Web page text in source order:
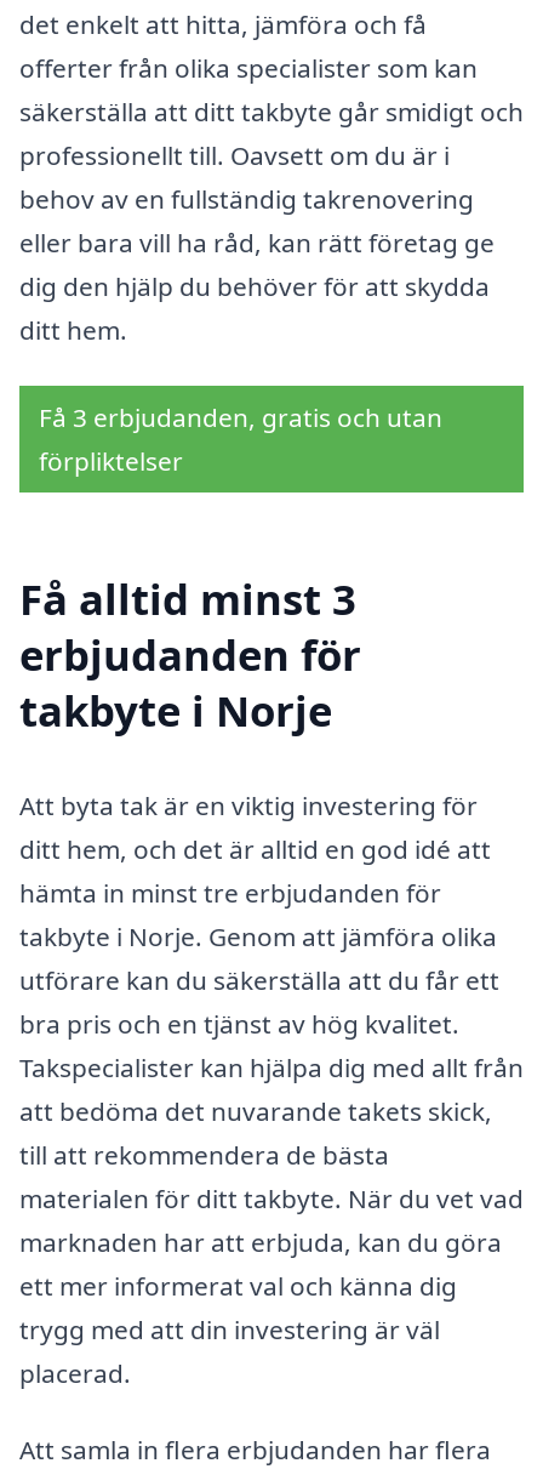
det enkelt att hitta, jämföra och få
offerter från olika specialister som kan
säkerställa att ditt takbyte går smidigt och
professionellt till. Oavsett om du är i
behov av en fullständig takrenovering
eller bara vill ha råd, kan rätt företag ge
dig den hjälp du behöver för att skydda
ditt hem.
Få 3 erbjudanden, gratis och utan
förpliktelser
Få alltid minst 3
erbjudanden för
takbyte i Norje
Att byta tak är en viktig investering för
ditt hem, och det är alltid en god idé att
hämta in minst tre erbjudanden för
takbyte i Norje. Genom att jämföra olika
utförare kan du säkerställa att du får ett
bra pris och en tjänst av hög kvalitet.
Takspecialister kan hjälpa dig med allt från
att bedöma det nuvarande takets skick,
till att rekommendera de bästa
materialen för ditt takbyte. När du vet vad
marknaden har att erbjuda, kan du göra
ett mer informerat val och känna dig
trygg med att din investering är väl
placerad.
Att samla in flera erbjudanden har flera